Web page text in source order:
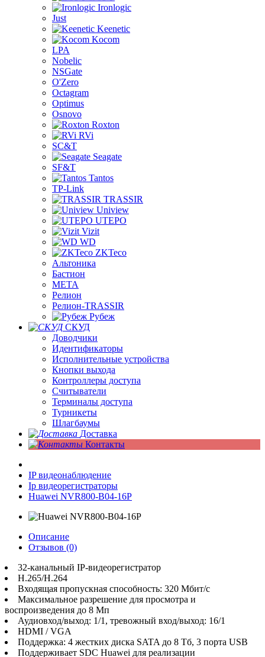
Ironlogic
Just
Keenetic
Kocom
LPA
Nobelic
NSGate
O'Zero
Octagram
Optimus
Osnovo
Roxton
RVi
SC&T
Seagate
SF&T
Tantos
TP-Link
TRASSIR
Uniview
UTEPO
Vizit
WD
ZKTeco
Альтоника
Бастион
МЕТА
Релион
Релион-TRASSIR
Рубеж
СКУД
Доводчики
Идентификаторы
Исполнительные устройства
Кнопки выхода
Контроллеры доступа
Считыватели
Терминалы доступа
Турникеты
Шлагбаумы
Доставка
Контакты
IP видеонаблюдение
Ip видеорегистраторы
Huawei NVR800-B04-16P
Описание
Отзывов (0)
32-канальный IP-видеорегистратор
H.265/H.264
Входящая пропускная способность: 320 Мбит/с
Максимальное разрешение для просмотра и
воспроизведения до 8 Мп
Аудиовход/выход: 1/1, тревожный вход/выход: 16/1
HDMI / VGA
Поддержка: 4 жестких диска SATA до 8 Тб, 3 порта USB
Поддерживает SDC Huawei для реализации